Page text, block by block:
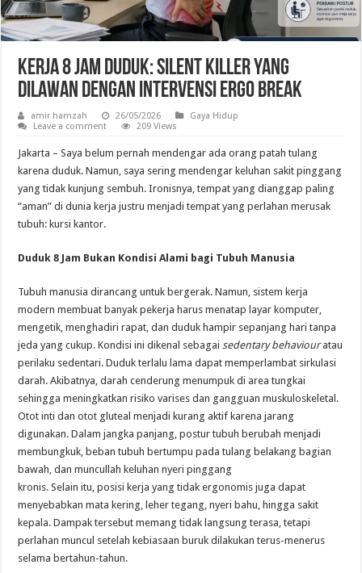
Kerja 8 Jam Duduk: Silent Killer yang
Dilawan dengan Intervensi Ergo Break
amir hamzah 26/05/2026
Gaya Hidup
Leave a comment
209 Views
Jakarta – Saya belum pernah mendengar ada orang patah tulang
karena duduk. Namun, saya sering mendengar keluhan sakit pinggang
yang tidak kunjung sembuh. Ironisnya, tempat yang dianggap paling
“aman” di dunia kerja justru menjadi tempat yang perlahan merusak
tubuh: kursi kantor.
Duduk 8 Jam Bukan Kondisi Alami bagi Tubuh Manusia
Tubuh manusia dirancang untuk bergerak. Namun, sistem kerja
modern membuat banyak pekerja harus menatap layar komputer,
mengetik, menghadiri rapat, dan duduk hampir sepanjang hari tanpa
jeda yang cukup. Kondisi ini dikenal sebagai sedentary behaviouratau
perilaku sedentari. Duduk terlalu lama dapat memperlambat sirkulasi
darah. Akibatnya, darah cenderung menumpuk di area tungkai
sehingga meningkatkan risiko varises dan gangguan muskuloskeletal.
Otot inti dan otot gluteal menjadi kurang aktif karena jarang
digunakan. Dalam jangka panjang, postur tubuh berubah menjadi
membungkuk, beban tubuh bertumpu pada tulang belakang bagian
bawah, dan muncullah keluhan nyeri pinggang
kronis. Selain itu, posisi kerja yang tidak ergonomis juga dapat
menyebabkan mata kering, leher tegang, nyeri bahu, hingga sakit
kepala. Dampak tersebut memang tidak langsung terasa, tetapi
perlahan muncul setelah kebiasaan buruk dilakukan terus-menerus
selama bertahun-tahun.